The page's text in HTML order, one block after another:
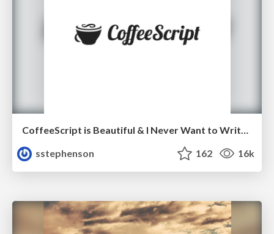
CoffeeScript is Beautiful & I Never Want to Write Plain JavaScript Again
sstephenson
162 16k